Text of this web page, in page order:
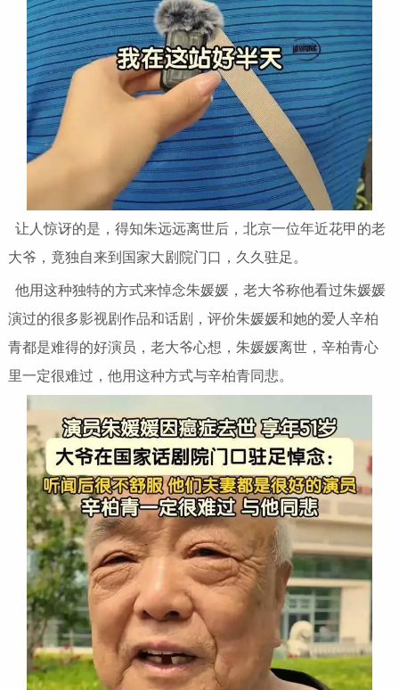
让人惊讶的是，得知朱远远离世后，北京一位年近花甲的老
大爷，竟独自来到国家大剧院门口，久久驻足。
他用这种独特的方式来悼念朱媛媛，老大爷称他看过朱媛媛
演过的很多影视剧作品和话剧，评价朱媛媛和她的爱人辛柏
青都是难得的好演员，老大爷心想，朱媛媛离世，辛柏青心
里一定很难过，他用这种方式与辛柏青同悲。